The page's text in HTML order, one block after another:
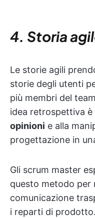
4. Storia
Le storie agili
storie degli utenti
più membri del
idea retrospettiva è
opinioni e alla
progettazione in
Gli scrum master
questo metodo per
comunicazione
i reparti di prodotto.